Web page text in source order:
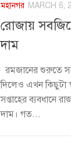
মহানগর MARCH 6,
রোজায়
দাম
রমজানের শুরুতে
দিলেও এখন কিছুটা
সপ্তাহের ব্যবধানে
দাম। গত...